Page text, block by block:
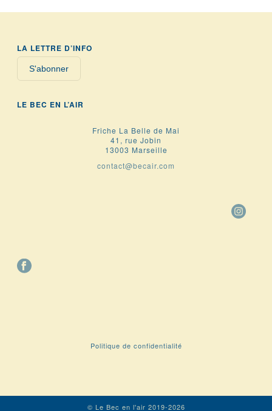
LA LETTRE D’INFO
S'abonner
LE BEC EN L’AIR
Friche La Belle de Mai
41, rue Jobin
13003 Marseille
contact@becair.com
Politique de confidentialité
© Le Bec en l'air 2019-2026